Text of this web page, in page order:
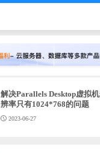
解决Parallels Desktop虚拟
辨率只有1024*768的问题
2023-06-27